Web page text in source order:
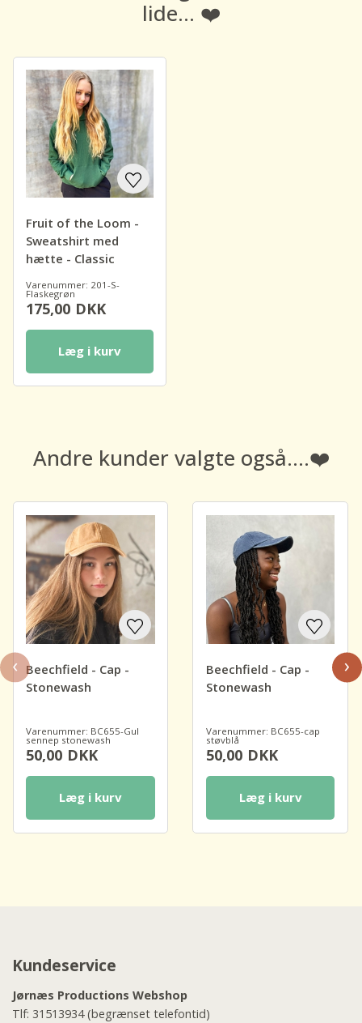
lide... ❤️
Fruit of the Loom -
Sweatshirt med
hætte - Classic
Varenummer: 201-S-
Flaskegrøn
175,00DKK
Læg i kurv
Andre kunder valgte også....❤️
Beechfield - Cap -
Stonewash
Varenummer: BC655-Gul
sennep stonewash
50,00DKK
Læg i kurv
Beechfield - Cap -
Stonewash
Varenummer: BC655-cap
støvblå
50,00DKK
Læg i kurv
‹ ›
Kundeservice
Jørnæs Productions Webshop
Tlf: 31513934(begrænset telefontid)